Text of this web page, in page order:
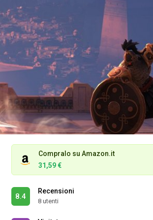
Compralo su Amazon.it
31,59 €
8.4
Recensioni
8 utenti